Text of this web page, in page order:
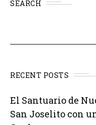
SEARCH
RECENT POSTS
El Santuario de
San Joselito con